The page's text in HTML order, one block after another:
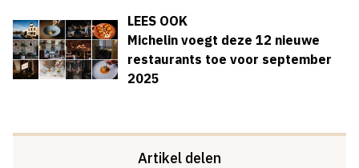
LEES OOK
Michelin voegt deze 12 nieuwe
restaurants toe voor september
2025
Artikel delen